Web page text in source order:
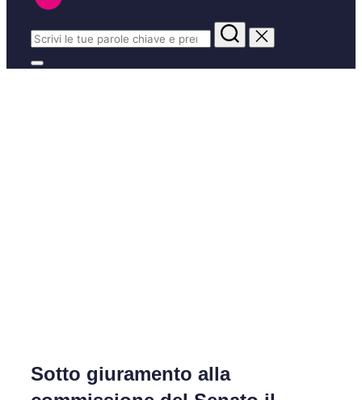
Cerca
per:
Apri/chiudi
Sotto giuramento alla